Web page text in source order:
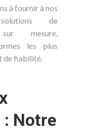
à fournir à nos
de
sur mesure,
les plus
de fiabilité.
Notre